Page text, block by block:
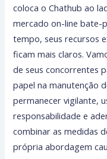
coloca o Chathub ao
mercado on-line bate-
tempo, seus recursos
ficam mais claros.
de seus concorrentes
papel na manutenção
permanecer vigilante,
responsabilidade e
combinar as medidas
própria abordagem